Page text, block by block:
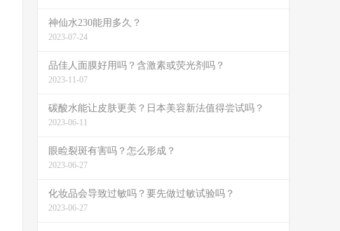
神仙水230能用多久？
2023-07-24
品佳人面膜好用吗？含激素或荧光剂吗？
2023-11-07
碳酸水能让皮肤更美？日本美容新法值得尝试吗？
2023-06-11
眼睑裂斑有害吗？怎么形成？
2023-06-27
化妆品会导致过敏吗？要先做过敏试验吗？
2023-06-27